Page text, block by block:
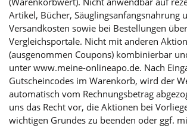
Artikel, Bücher, Säuglingsanfangsnahrung
Versandkosten sowie bei Bestellungen über
Vergleichsportale. Nicht mit anderen
(ausgenommen Coupons) kombinierbar
unter www.meine-onlineapo.de. Nach
Gutscheincodes im Warenkorb, wird der
automatisch vom Rechnungsbetrag
uns das Recht vor, die Aktionen bei
wichtigen Grundes zu beenden oder ggf.